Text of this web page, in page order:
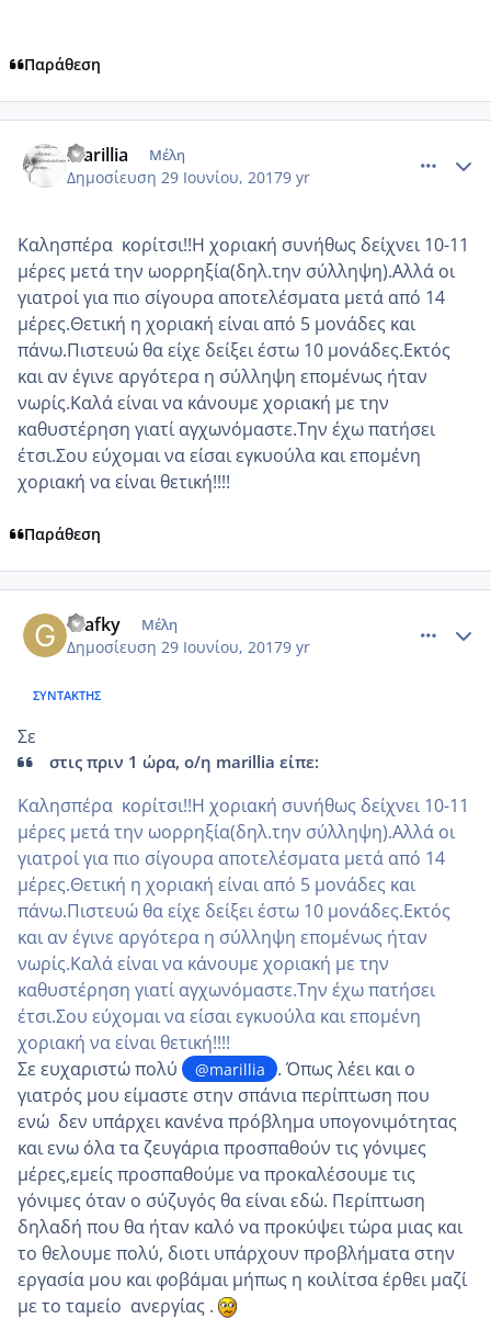
Παράθεση
marillia Μέλη
Δημοσίευση 29 Ιουνίου, 20179 yr
Kαλησπέρα κορίτσι!!Η χοριακή συνήθως δείχνει 10-11
μέρες μετά την ωορρηξία(δηλ.την σύλληψη).Αλλά οι
γιατροί για πιο σίγουρα αποτελέσματα μετά από 14
μέρες.Θετική η χοριακή είναι από 5 μονάδες και
πάνω.Πιστευώ θα είχε δείξει έστω 10 μονάδες.Εκτός
και αν έγινε αργότερα η σύλληψη επομένως ήταν
νωρίς.Καλά είναι να κάνουμε χοριακή με την
καθυστέρηση γιατί αγχωνόμαστε.Την έχω πατήσει
έτσι.Σου εύχομαι να είσαι εγκυούλα και επομένη
χοριακή να είναι θετική!!!!
Παράθεση
Glafky Μέλη
Δημοσίευση 29 Ιουνίου, 20179 yr
ΣΥΝΤΆΚΤΗΣ
Σε
στις πριν 1 ώρα, ο/η marillia είπε:
Kαλησπέρα κορίτσι!!Η χοριακή συνήθως δείχνει 10-11
μέρες μετά την ωορρηξία(δηλ.την σύλληψη).Αλλά οι
γιατροί για πιο σίγουρα αποτελέσματα μετά από 14
μέρες.Θετική η χοριακή είναι από 5 μονάδες και
πάνω.Πιστευώ θα είχε δείξει έστω 10 μονάδες.Εκτός
και αν έγινε αργότερα η σύλληψη επομένως ήταν
νωρίς.Καλά είναι να κάνουμε χοριακή με την
καθυστέρηση γιατί αγχωνόμαστε.Την έχω πατήσει
έτσι.Σου εύχομαι να είσαι εγκυούλα και επομένη
χοριακή να είναι θετική!!!!
Σε ευχαριστώ πολύ
@marillia
. Όπως λέει και ο
γιατρός μου είμαστε στην σπάνια περίπτωση που
ενώ δεν υπάρχει κανένα πρόβλημα υπογονιμότητας
και ενω όλα τα ζευγάρια προσπαθούν τις γόνιμες
μέρες,εμείς προσπαθούμε να προκαλέσουμε τις
γόνιμες όταν ο σύζυγός θα είναι εδώ. Περίπτωση
δηλαδή που θα ήταν καλό να προκύψει τώρα μιας και
το θελουμε πολύ, διοτι υπάρχουν προβλήματα στην
εργασία μου και φοβάμαι μήπως η κοιλίτσα έρθει μαζί
με το ταμείο ανεργίας .